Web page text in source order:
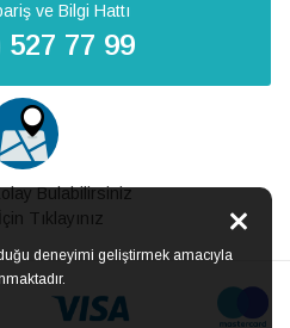
deneyimi geliştirmek amacıyla
ve Bilgi Hattı
527 77 99
Bulabilirsiniz
Tıklayınız